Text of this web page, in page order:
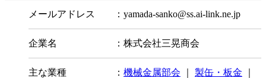
メールアドレス ：yamada-sanko@ss.ai-link.ne.jp
企業名 ：株式会社三晃商会
主な業種 ： 機械金属部会 製缶・板金